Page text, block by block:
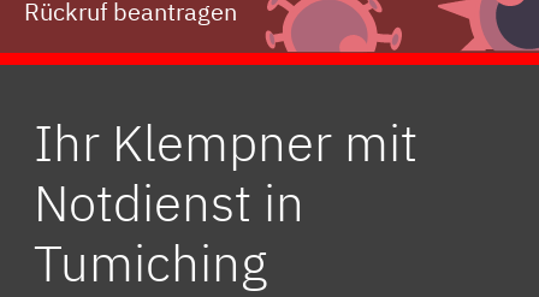
Rückruf beantragen
Ihr Klempner mit
Notdienst in
Tumiching